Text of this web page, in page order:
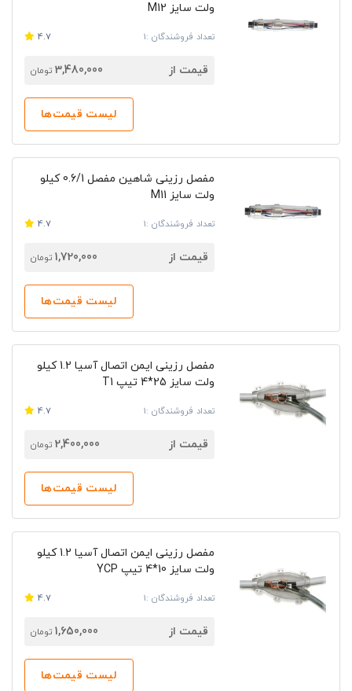
ولت سایز M12
تعداد فروشندگان :1 4.7
قیمت از 3,480,000 تومان
لیست قیمت‌ها
مفصل رزینی شاهین مفصل 0.6/1‎ کیلو
ولت سایز M11
تعداد فروشندگان :1 4.7
قیمت از 1,720,000 تومان
لیست قیمت‌ها
مفصل رزینی ایمن اتصال آسیا 2.‎1 کیلو
ولت سایز 25*4 تیپ T1
تعداد فروشندگان :1 4.7
قیمت از 2,400,000 تومان
لیست قیمت‌ها
مفصل رزینی ایمن اتصال آسیا 2.‎1 کیلو
ولت سایز 10*4 تیپ YCP
تعداد فروشندگان :1 4.7
قیمت از 1,650,000 تومان
لیست قیمت‌ها